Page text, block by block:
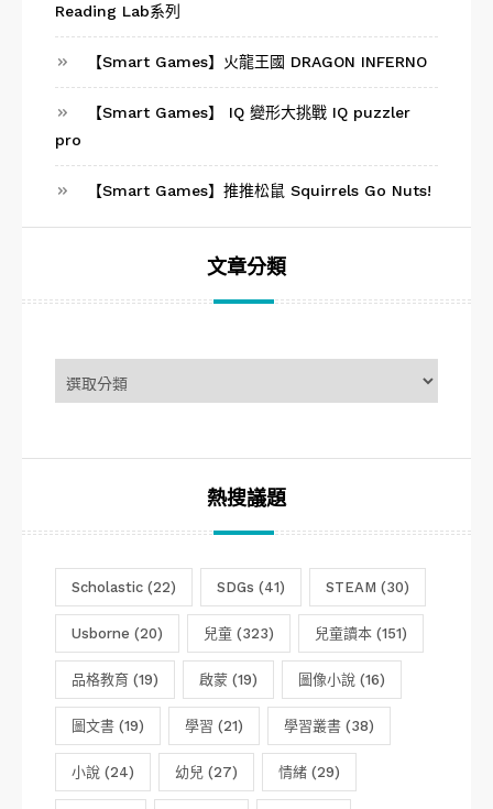
Reading Lab系列
【Smart Games】火龍王國 DRAGON INFERNO
【Smart Games】 IQ 變形大挑戰 IQ puzzler
pro
【Smart Games】推推松鼠 Squirrels Go Nuts!
文章分類
章
分
熱搜議題
Scholastic (22) SDGs (41) STEAM (30)
Usborne (20) 兒童 (323) 兒童讀本 (151)
品格教育 (19) 啟蒙 (19) 圖像小說 (16)
圖文書 (19) 學習 (21) 學習叢書 (38)
小說 (24) 幼兒 (27) 情緒 (29)